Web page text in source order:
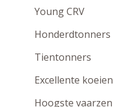
Young CRV
Honderdtonners
Tientonners
Excellente koeien
Hoogste vaarzen